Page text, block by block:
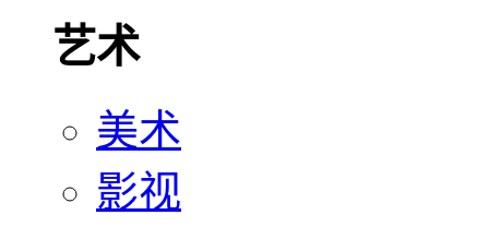
艺术
美术
影视